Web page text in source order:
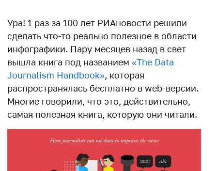
Ура! 1 раз за 100 лет РИАновости решили
сделать что-то реально полезное в области
инфографики. Пару месяцев назад в свет
вышла книга под названием «The Data
Journalism Handbook», которая
распространялась бесплатно в web-версии.
Многие говорили, что это, действительно,
самая полезная книга, которую они читали.